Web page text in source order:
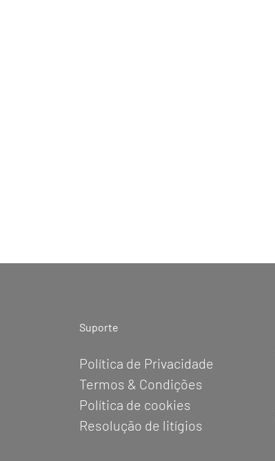
Suporte
Política de Privacidade
Termos & Condições
Política de cookies
Resolução de litígios